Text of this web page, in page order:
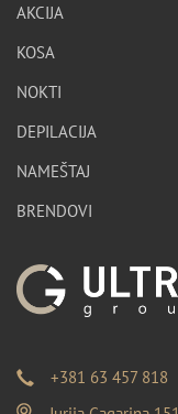
AKCIJA
KOSA
NOKTI
DEPILACIJA
NAMEŠTAJ
BRENDOVI
+381 63 457 818